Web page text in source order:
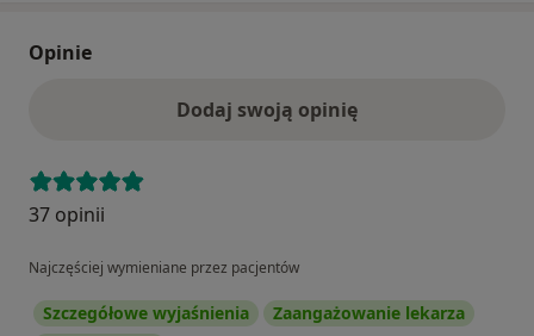
Opinie
Dodaj swoją opinię
37 opinii
Najczęściej wymieniane przez pacjentów
Szczegółowe wyjaśnienia
Zaangażowanie lekarza